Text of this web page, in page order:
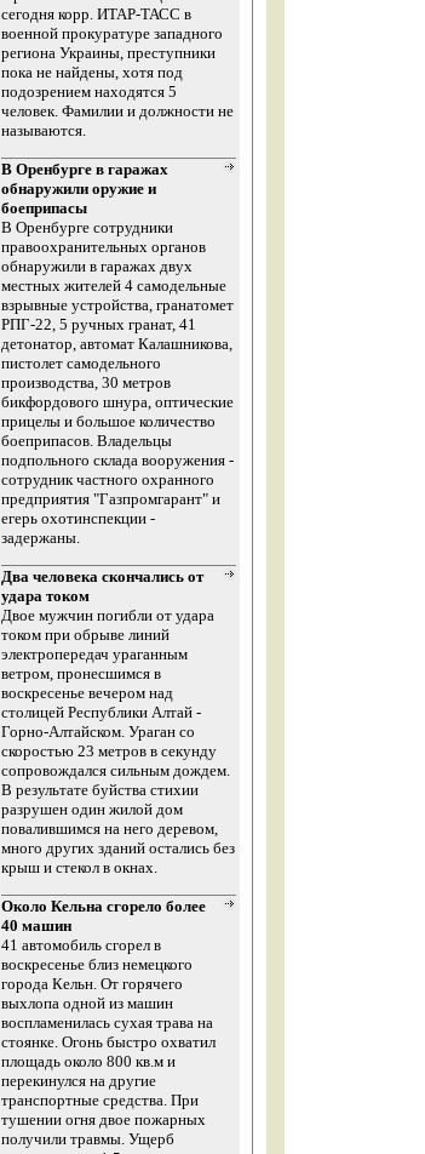
сегодня корр. ИТАР-ТАСС в
военной прокуратуре западного
региона Украины, преступники
пока не найдены, хотя под
подозрением находятся 5
человек. Фамилии и должности не
называются.
В Оренбурге в гаражах
обнаружили оружие и
боеприпасы
В Оренбурге сотрудники
правоохранительных органов
обнаружили в гаражах двух
местных жителей 4 самодельные
взрывные устройства, гранатомет
РПГ-22, 5 ручных гранат, 41
детонатор, автомат Калашникова,
пистолет самодельного
производства, 30 метров
бикфордового шнура, оптические
прицелы и большое количество
боеприпасов. Владельцы
подпольного склада вооружения -
сотрудник частного охранного
предприятия "Газпромгарант" и
егерь охотинспекции -
задержаны.
Два человека скончались от
удара током
Двое мужчин погибли от удара
током при обрыве линий
электропередач ураганным
ветром, пронесшимся в
воскресенье вечером над
столицей Республики Алтай -
Горно-Алтайском. Ураган со
скоростью 23 метров в секунду
сопровождался сильным дождем.
В результате буйства стихии
разрушен один жилой дом
повалившимся на него деревом,
много других зданий остались без
крыш и стекол в окнах.
Около Кельна сгорело более
40 машин
41 автомобиль сгорел в
воскресенье близ немецкого
города Кельн. От горячего
выхлопа одной из машин
воспламенилась сухая трава на
стоянке. Огонь быстро охватил
площадь около 800 кв.м и
перекинулся на другие
транспортные средства. При
тушении огня двое пожарных
получили травмы. Ущерб